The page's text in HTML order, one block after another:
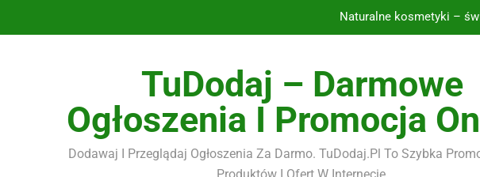
Naturalne kosmetyki –
Filmy i fotografia w erze cyfrowej – jak tworzyć, przechowywać i
Płyty tarasowe 2 cm – nowoczesne
Naturalne kosmetyki –
TuDodaj – Darmowe
Ogłoszenia I Promocja
Dodawaj I Przeglądaj Ogłoszenia Za Darmo. TuDodaj.pl To Szybka